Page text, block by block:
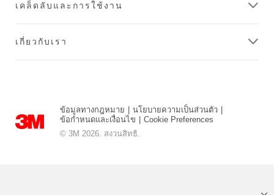
เคล็ดลับและการใช้งาน
เกี่ยวกับเรา
ข้อมูลทางกฎหมาย | นโยบายความเป็นส่วนตัว |
ข้อกำหนดและเงื่อนไข | Cookie Preferences
© 3M 2026. สงวนสิทธิ.